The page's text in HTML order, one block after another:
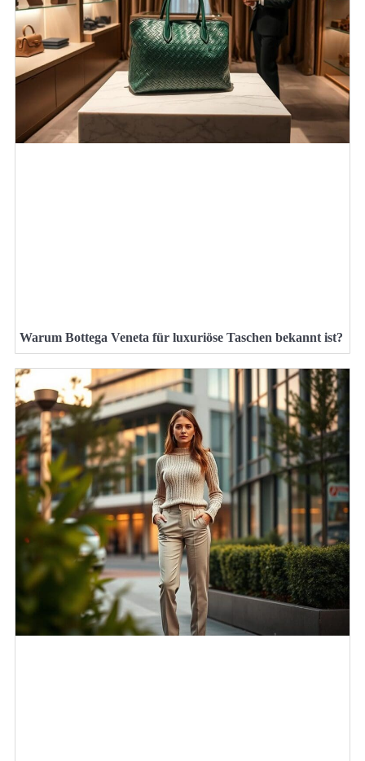
Warum Bottega Veneta für luxuriöse Taschen bekannt ist?